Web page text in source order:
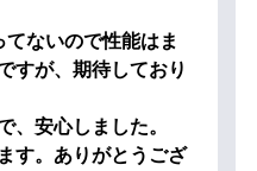
ないので性能はま
すが、期待しており
、安心しました。
す。ありがとうござ